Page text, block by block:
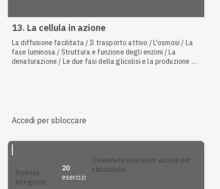
13. La cellula in azione
La diffusione facilitata / Il trasporto attivo / L'osmosi / La
fase luminosa / Struttura e funzione degli enzimi / La
denaturazione / Le due fasi della glicolisi e la produzione di
prodotti della fotosintesi / L'endocitosi / L'esocitosi / Il
ciclo di Calvin o fase oscura
Accedi per sbloccare
scienze
integrate
20
esercizi
contenuto riservato: accedi per
sbloccarlo.